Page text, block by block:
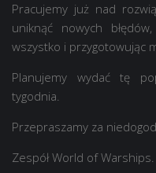
Pracujemy już nad
uniknąć nowych
wszystko i przygotowując
Planujemy wydać tę
tygodnia.
Przepraszamy za
Zespół World of Warships.